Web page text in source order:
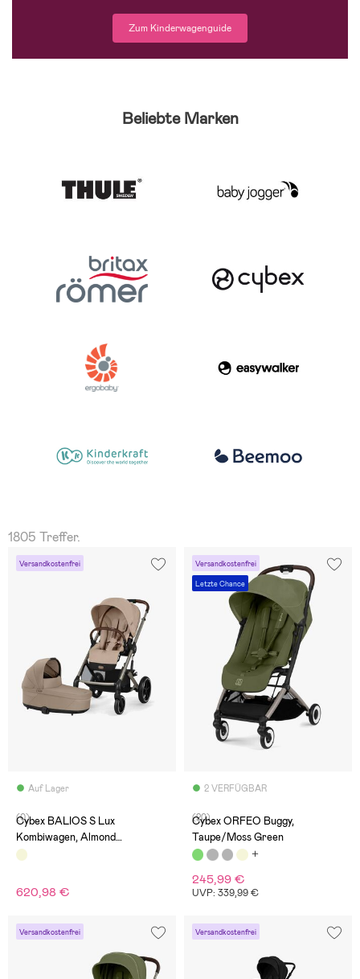
Zum Kinderwagenguide
Beliebte Marken
1805 Treffer.
Versandkostenfrei
Auf Lager
(0)
Cybex BALIOS S Lux
Kombiwagen, Almond
Beige/Taupe
620,98 €
Versandkostenfrei
Letzte Chance
2 VERFÜGBAR
(20)
Cybex ORFEO Buggy,
Taupe/Moss Green
245,99 €
UVP: 339,99 €
Versandkostenfrei Versandkostenfrei